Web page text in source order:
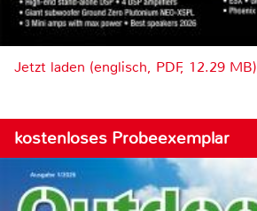
Jetzt laden (englisch, PDF, 12.29 MB)
kostenloses Probeexemplar